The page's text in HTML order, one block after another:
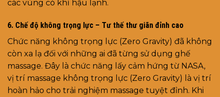
các vùng có khí hậu lạnh.
6. Chế độ không trọng lực – Tư thế thư giãn đỉnh cao
Chức năng không trọng lực (Zero Gravity) đã không
còn xa lạ đối với những ai đã từng sử dụng ghế
massage. Đây là chức năng lấy cảm hứng từ NASA,
vị trí massage không trọng lực (Zero Gravity) là vị trí
hoàn hảo cho trải nghiệm massage tuyệt đỉnh. Khi